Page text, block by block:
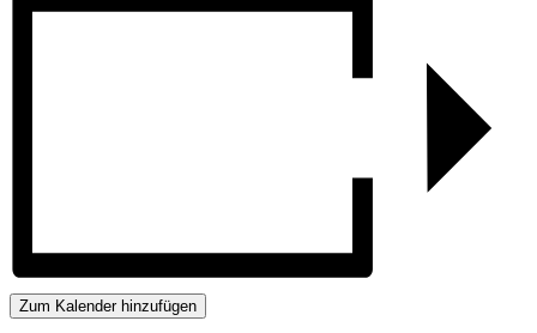
Zum Kalender hinzufügen